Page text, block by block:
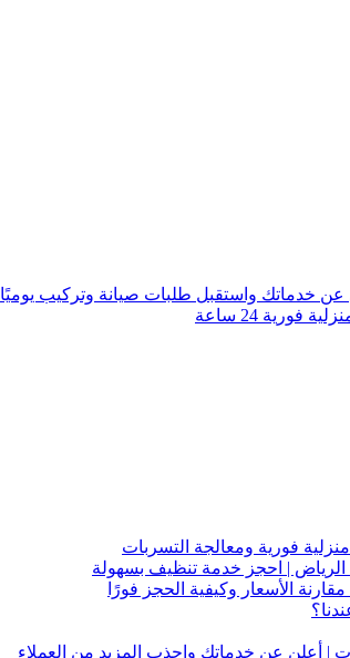
خدماتك واستقبل طلبات صيانة وتركيب يوميًا
24 ساعة
فورية ومعالجة التسربات
| احجز خدمة تنظيف بسهولة
الأسعار وكيفية الحجز فورًا
عن خدماتك واجذب المزيد من العملاء